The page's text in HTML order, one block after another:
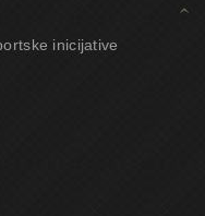
inicijative